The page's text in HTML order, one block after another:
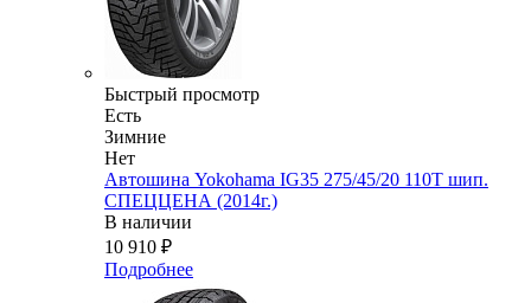
Быстрый просмотр
Есть
Зимние
Нет
Автошина Yokohama IG35 275/45/20 110T шип.
СПЕЦЦЕНА (2014г.)
В наличии
10 910 ₽
Подробнее